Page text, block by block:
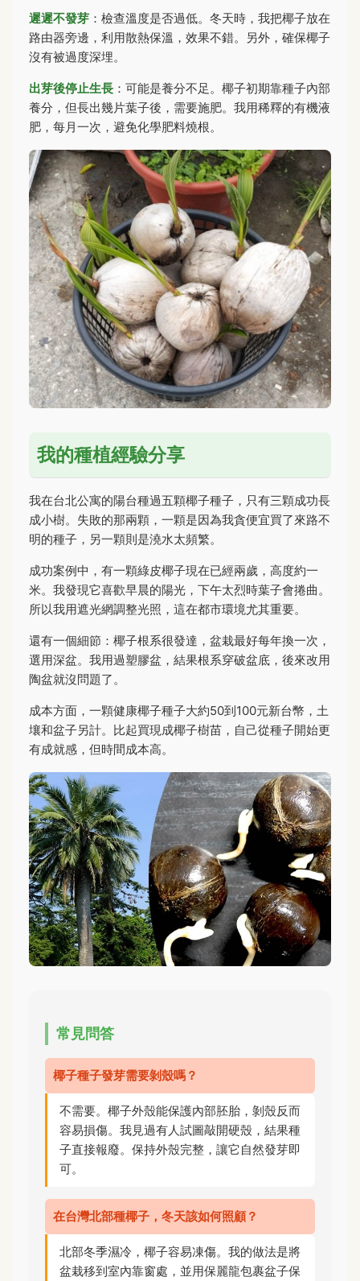
遲遲不發芽 ：檢查溫度是否過低。冬天時，我把椰子放在
路由器旁邊，利用散熱保溫，效果不錯。另外，確保椰子
沒有被過度深埋。
出芽後停止生長 ：可能是養分不足。椰子初期靠種子內部
養分，但長出幾片葉子後，需要施肥。我用稀釋的有機液
肥，每月一次，避免化學肥料燒根。
我的種植經驗分享
我在台北公寓的陽台種過五顆椰子種子，只有三顆成功長
成小樹。失敗的那兩顆，一顆是因為我貪便宜買了來路不
明的種子，另一顆則是澆水太頻繁。
成功案例中，有一顆綠皮椰子現在已經兩歲，高度約一
米。我發現它喜歡早晨的陽光，下午太烈時葉子會捲曲。
所以我用遮光網調整光照，這在都市環境尤其重要。
還有一個細節：椰子根系很發達，盆栽最好每年換一次，
選用深盆。我用過塑膠盆，結果根系穿破盆底，後來改用
陶盆就沒問題了。
成本方面，一顆健康椰子種子大約50到100元新台幣，土
壤和盆子另計。比起買現成椰子樹苗，自己從種子開始更
有成就感，但時間成本高。
常見問答
椰子種子發芽需要剝殼嗎？
不需要。椰子外殼能保護內部胚胎，剝殼反而
容易損傷。我見過有人試圖敲開硬殼，結果種
子直接報廢。保持外殼完整，讓它自然發芽即
可。
在台灣北部種椰子，冬天該如何照顧？
北部冬季濕冷，椰子容易凍傷。我的做法是將
盆栽移到室內靠窗處，並用保麗龍包裹盆子保